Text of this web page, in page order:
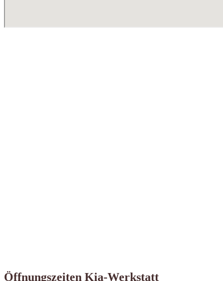
Öffnungszeiten Kia-Werkstatt